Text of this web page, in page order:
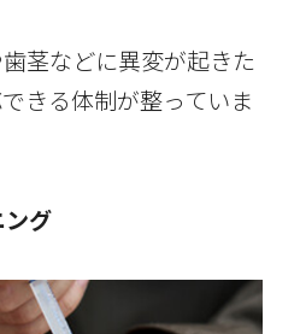
茎などに異変が起きた
きる体制が整っていま
グ